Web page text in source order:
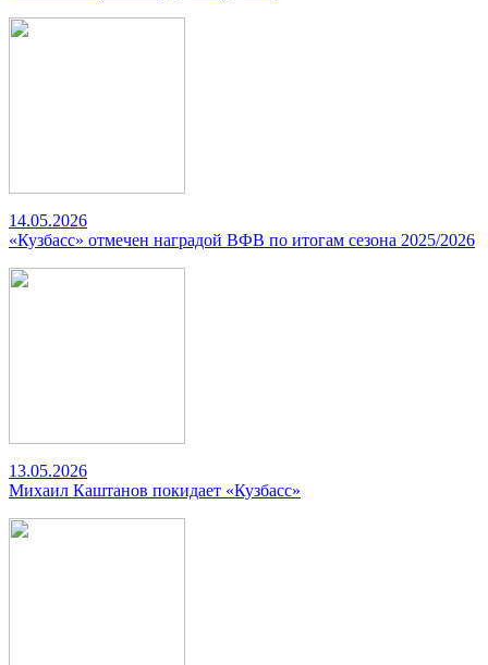
14.05.2026
«Кузбасс» отмечен наградой ВФВ по итогам сезона 2025/2026
13.05.2026
Михаил Каштанов покидает «Кузбасс»